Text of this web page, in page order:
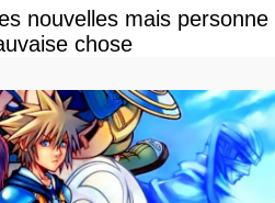
nouvelles mais personne
chose